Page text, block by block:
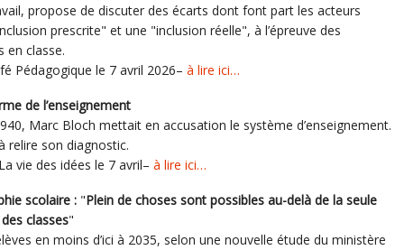
propose de discuter des écarts dont font part les acteurs
prescrite" et une "inclusion réelle", à l’épreuve des
en classe.
Pédagogique le 7 avril 2026– à lire ici…
de l’enseignement
Marc Bloch mettait en accusation le système d’enseignement.
relire son diagnostic.
vie des idées le 7 avril– à lire ici…
scolaire : "Plein de choses sont possibles au-delà de la seule
classes"
en moins d’ici à 2035, selon une nouvelle étude du ministère